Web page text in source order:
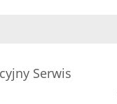
Serwis